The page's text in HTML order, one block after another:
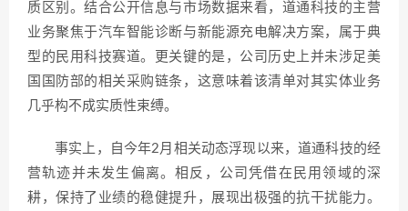
质区别。结合公开信息与市场数据来看，道通科技的主营
业务聚焦于汽车智能诊断与新能源充电解决方案，属于典
型的民用科技赛道。更关键的是，公司历史上并未涉足美
国国防部的相关采购链条，这意味着该清单对其实体业务
几乎构不成实质性束缚。
事实上，自今年2月相关动态浮现以来，道通科技的经
营轨迹并未发生偏离。相反，公司凭借在民用领域的深
耕，保持了业绩的稳健提升，展现出极强的抗干扰能力。